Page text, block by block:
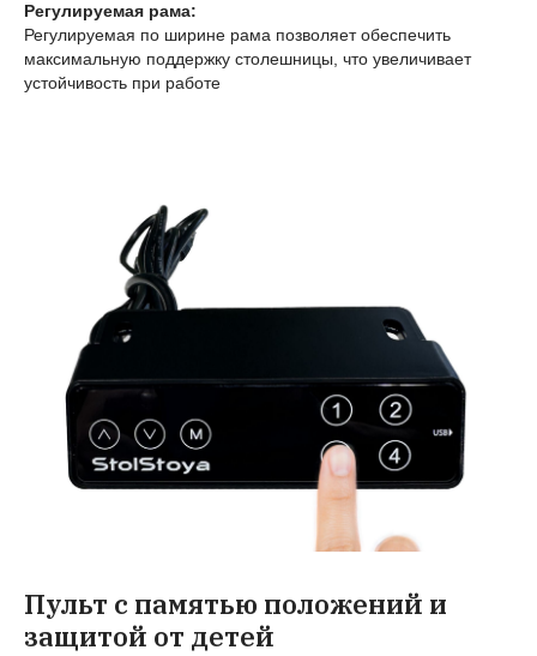
Регулируемая рама:
Регулируемая по ширине рама позволяет обеспечить
максимальную поддержку столешницы, что увеличивает
устойчивость при работе
Пульт с памятью положений и
защитой от детей